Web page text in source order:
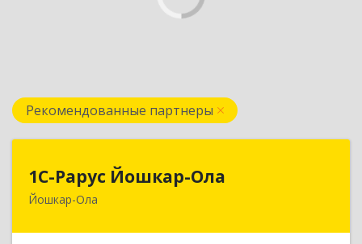
Рекомендованные партнеры
1С-Рарус Йошкар-Ола
Йошкар-Ола
424004, Марий Эл Респ, Йошкар-Ола г, Волкова